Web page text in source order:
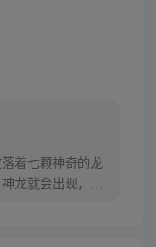
着七颗神奇的龙
龙就会出现，并